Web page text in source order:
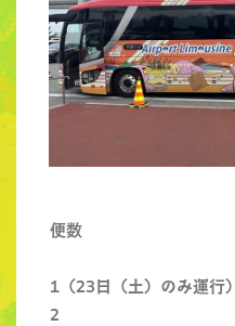
便数
1 （23日（土）のみ運行）
2